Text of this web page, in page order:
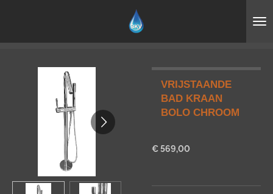
VRIJSTAANDE
BAD KRAAN
BOLO CHROOM
€ 569,00